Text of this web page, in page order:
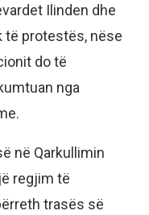
Ilinden dhe
të protestës, nëse
do të
nga
në Qarkullimin
regjim të
trasës së